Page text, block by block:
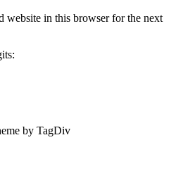
website in this browser for the next
by TagDiv